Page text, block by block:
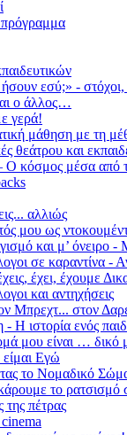
πρόγραμμα
ήσουν εσύ;» -
ο άλλος…
γερά!
μάθηση με τη
θεάτρου και
Ο κόσμος μέσα από
αλλιώς
μου ως
και μ’ όνειρο -
σε καραντίνα -
έχει, έχουμε
και αντηχήσεις
Μπρεχτ... στον
- Η ιστορία ενός
μου είναι … δικό
Εγώ
το Νομαδικό
το ρατσισμό
της πέτρας